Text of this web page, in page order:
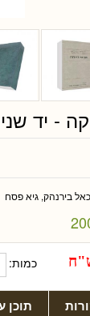
- יד
בירנהק, גיא פסח
כמות:
תוכן